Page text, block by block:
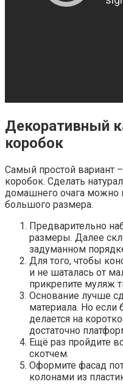
Декоративный
коробок
Самый простой вариант
коробок. Сделать
домашнего очага можно
большого размера.
Предварительно
размеры. Далее
задуманном
Для того, чтобы
и не шаталась от
прикрепите муляж
Основание лучше
материала. Но если
делается на
достаточно
Ещё раз пройдите
скотчем.
Оформите фасад
колонами из